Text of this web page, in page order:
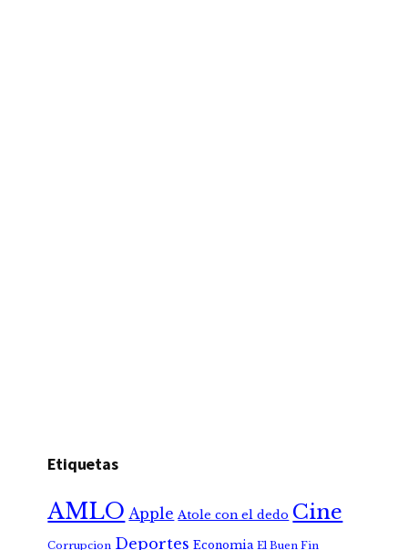
Etiquetas
AMLO Apple Atole con el dedo Cine
Corrupcion Deportes Economia El Buen Fin